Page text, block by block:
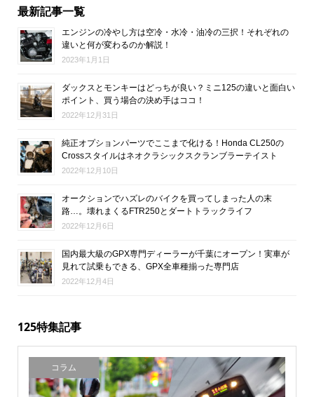
最新記事一覧
エンジンの冷やし方は空冷・水冷・油冷の三択！それぞれの
違いと何が変わるのか解説！
2023年1月1日
ダックスとモンキーはどっちが良い？ミニ125の違いと面白い
ポイント、買う場合の決め手はココ！
2022年12月31日
純正オプションパーツでここまで化ける！Honda CL250の
Crossスタイルはネオクラシックスクランブラーテイスト
2022年12月10日
オークションでハズレのバイクを買ってしまった人の末
路…。壊れまくるFTR250とダートトラックライフ
2022年12月6日
国内最大級のGPX専門ディーラーが千葉にオープン！実車が
見れて試乗もできる、GPX全車種揃った専門店
2022年12月4日
125特集記事
コラム